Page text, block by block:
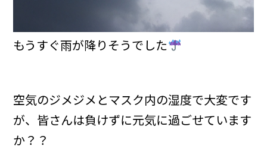
もうすぐ雨が降りそうでした
空気のジメジメとマスク内の湿度で大変です
が、皆さんは負けずに元気に過ごせています
か？？